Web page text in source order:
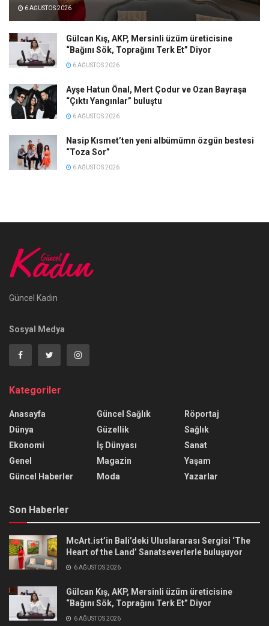
6 AĞUSTOS 2026
Gülcan Kış, AKP, Mersinli üzüm üreticisine
“Bağını Sök, Toprağını Terk Et” Diyor
6 AĞUSTOS 2026
Ayşe Hatun Önal, Mert Çodur ve Ozan Bayraşa
“Çıktı Yangınlar” buluştu
6 AĞUSTOS 2026
Nasip Kısmet’ten yeni albümümn özgün bestesi
“Toza Sor”
6 AĞUSTOS 2026
Güncel Kadın
Sosyal Medya
Kategoriler
Anasayfa
Dünya
Ekonomi
Genel
Güncel Haberler
Güncel Sağlık
Güzellik
İş Dünyası
Magazin
Moda
Röportaj
Sağlık
Sanat
Yaşam
Yazarlar
Son Haberler
McArt.ist’in Bali’deki Uluslararası Sergisi ‘The
Heart of the Land’ Sanatseverlerle buluşuyor
6 AĞUSTOS 2026
Gülcan Kış, AKP, Mersinli üzüm üreticisine
“Bağını Sök, Toprağını Terk Et” Diyor
6 AĞUSTOS 2026